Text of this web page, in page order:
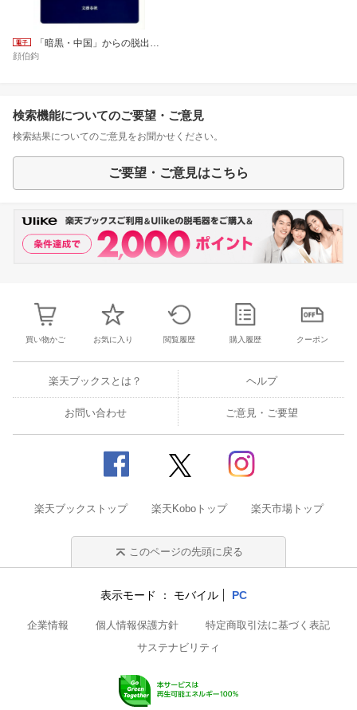
「暗黒・中国」からの脱出 逃亡・逮捕・拷問・脱獄
顔伯鈞
検索機能についてのご要望・ご意見
検索結果についてのご意見をお聞かせください。
ご要望・ご意見はこちら
買い物かご お気に入り 閲覧履歴 購入履歴 クーポン
楽天ブックスとは？ ヘルプ
お問い合わせ ご意見・ご要望
楽天ブックストップ 楽天Koboトップ 楽天市場トップ
このページの先頭に戻る
表示モード モバイル PC
企業情報 個人情報保護方針
特定商取引法に基づく表記
サステナビリティ